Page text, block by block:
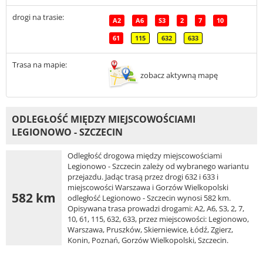
drogi na trasie: A2 A6 S3 2 7 10
61 115 632 633
Trasa na mapie:
zobacz aktywną mapę
ODLEGŁOŚĆ MIĘDZY MIEJSCOWOŚCIAMI
LEGIONOWO - SZCZECIN
582 km
Odległość drogowa między miejscowościami
Legionowo - Szczecin zależy od wybranego wariantu
przejazdu. Jadąc trasą przez drogi 632 i 633 i
miejscowości Warszawa i Gorzów Wielkopolski
odległość Legionowo - Szczecin wynosi 582 km.
Opisywana trasa prowadzi drogami: A2, A6, S3, 2, 7,
10, 61, 115, 632, 633, przez miejscowości: Legionowo,
Warszawa, Pruszków, Skierniewice, Łódź, Zgierz,
Konin, Poznań, Gorzów Wielkopolski, Szczecin.